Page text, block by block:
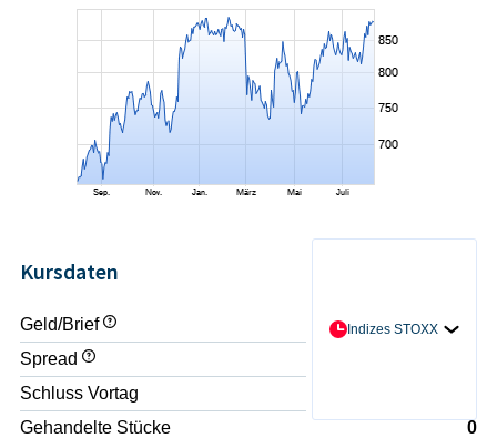
Kursdaten
Indizes STOXX
Geld/Brief
- / -
Spread
Schluss Vortag
Gehandelte Stücke
0